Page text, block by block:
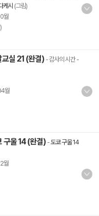
케시 (그림)
월
실 21 (완결) - 감사의 시간-
월
구울 14 (완결) -도쿄 구울 14
월